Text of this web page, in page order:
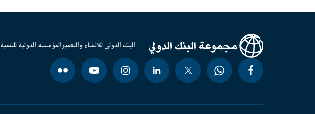
البنك الدولي للإنشاء والتعميرالمؤسسة الدولية للتنمية